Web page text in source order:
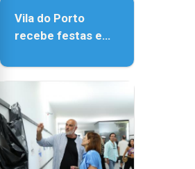
Vila do Porto
recebe festas em
Senhora da